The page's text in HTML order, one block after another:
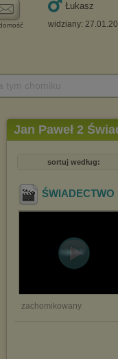
Łukasz
widziany:
Jan Paweł 2
sortuj według:
ŚWIADECTWO
zachomikowany